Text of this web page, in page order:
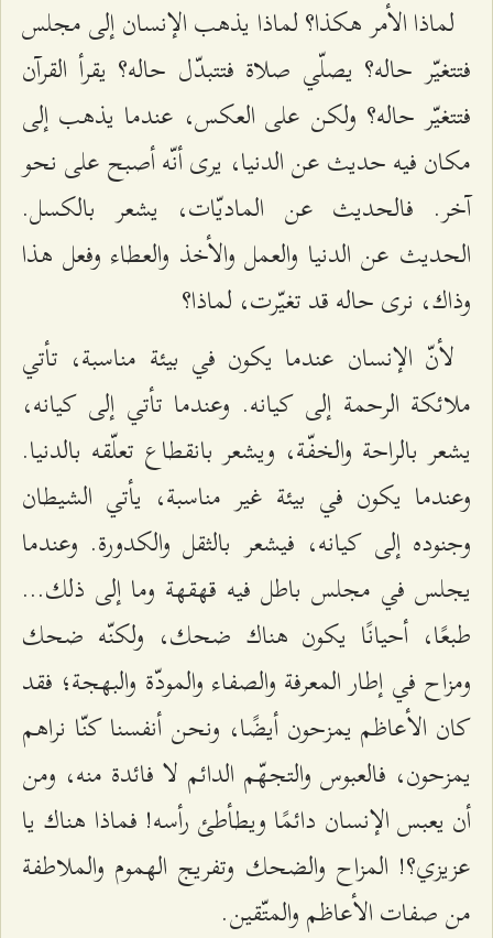
لماذا الأمر هكذا؟ لماذا يذهب الإنسان إلى مجلس
فتتغيّر حاله؟ يصلّي صلاة فتتبدّل حاله؟ يقرأ القرآن
فتتغيّر حاله؟ ولكن على العكس، عندما يذهب إلى
مكان فيه حديث عن الدنيا، يرى أنّه أصبح على نحو
آخر. فالحديث عن الماديّات، يشعر بالكسل.
الحديث عن الدنيا والعمل والأخذ والعطاء وفعل هذا
وذاك، نرى حاله قد تغيّرت، لماذا؟
لأنّ الإنسان عندما يكون في بيئة مناسبة، تأتي
ملائكة الرحمة إلى كيانه. وعندما تأتي إلى كيانه،
يشعر بالراحة والخفّة، ويشعر بانقطاع تعلّقه بالدنيا.
وعندما يكون في بيئة غير مناسبة، يأتي الشيطان
وجنوده إلى كيانه، فيشعر بالثقل والكدورة. وعندما
يجلس في مجلس باطل فيه قهقهة وما إلى ذلك...
طبعًا، أحيانًا يكون هناك ضحك، ولكنّه ضحك
ومزاح في إطار المعرفة والصفاء والمودّة والبهجة؛ فقد
كان الأعاظم يمزحون أيضًا، ونحن أنفسنا كنّا نراهم
يمزحون، فالعبوس والتجهّم الدائم لا فائدة منه، ومن
أن يعبس الإنسان دائمًا ويطأطئ رأسه! فماذا هناك يا
عزيزي؟! المزاح والضحك وتفريج الهموم والملاطفة
من صفات الأعاظم والمتّقين.